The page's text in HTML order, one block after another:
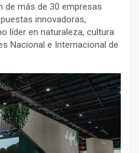
más de 30 empresas
innovadoras,
líder en naturaleza, cultura
Nacional e Internacional de